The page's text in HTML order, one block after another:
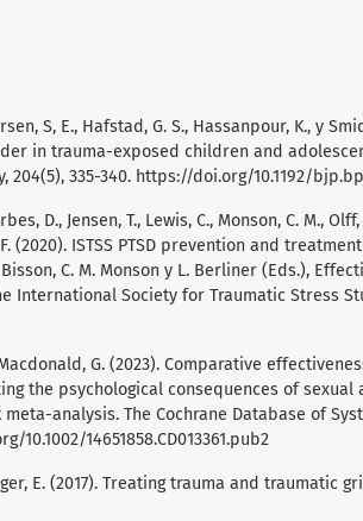
S, E., Hafstad, G. S., Hassanpour, K., y
in trauma-exposed children and
204(5), 335-340. https://doi.org/10.1192/
D., Jensen, T., Lewis, C., Monson, C. M.,
(2020). ISTSS PTSD prevention and
C. M. Monson y L. Berliner (Eds.),
International Society for Traumatic Stress
G. (2023). Comparative
the psychological consequences of sexual
analysis. The Cochrane Database of
10.1002/14651858.CD013361.pub2
E. (2017). Treating trauma and traumatic